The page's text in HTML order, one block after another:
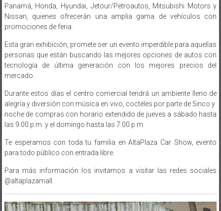
Nissan, quienes ofrecerán una amplia gama de vehículos con
promociones de feria.
personas que están buscando las mejores opciones de autos con
tecnología de última generación con los mejores precios del
mercado.
alegría y diversión con música en vivo, cocteles por parte de 5inco y
noche de compras con horario extendido de jueves a sábado hasta
las 9:00 p.m. y el domingo hasta las 7:00 p.m.
para todo público con entrada libre.
@altaplazamall.